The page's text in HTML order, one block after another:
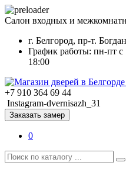
Салон входных и
г. Белгород, пр-т.
График работы: пн-пт с
18:00
+7 910 364 69 44
Instagram-dvernisazh_31
Заказать замер
0